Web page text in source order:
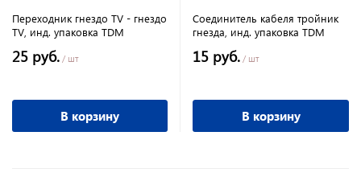
Переходник гнездо TV - гнездо
TV, инд. упаковка TDM
25 руб. / шт
В корзину
Соединитель кабеля тройник
гнезда, инд. упаковка TDM
15 руб. / шт
В корзину